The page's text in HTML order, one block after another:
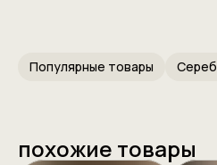
Популярные товары
похожие товары